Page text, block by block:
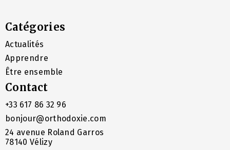
Catégories
Actualités
Apprendre
Être ensemble
Contact
+33 617 86 32 96
bonjour@orthodoxie.com
24 avenue Roland Garros
78140 Vélizy